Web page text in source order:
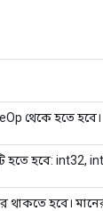
থেকে হতে হবে।
হতে হবে: int32,
হবে।